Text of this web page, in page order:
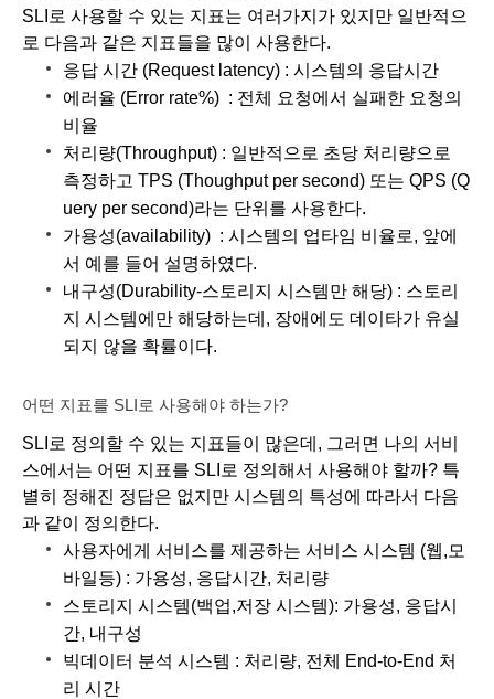
SLI로 사용할 수 있는 지표는 여러가지가 있지만 일반적으
로 다음과 같은 지표들을 많이 사용한다.
응답 시간 (Request latency) : 시스템의 응답시간
에러율 (Error rate%)  : 전체 요청에서 실패한 요청의
비율
처리량(Throughput) : 일반적으로 초당 처리량으로
측정하고 TPS (Thoughput per second) 또는 QPS (Q
uery per second)라는 단위를 사용한다.
가용성(availability)  : 시스템의 업타임 비율로, 앞에
서 예를 들어 설명하였다.
내구성(Durability-스토리지 시스템만 해당) : 스토리
지 시스템에만 해당하는데, 장애에도 데이타가 유실
되지 않을 확률이다.
어떤 지표를 SLI로 사용해야 하는가?
SLI로 정의할 수 있는 지표들이 많은데, 그러면 나의 서비
스에서는 어떤 지표를 SLI로 정의해서 사용해야 할까? 특
별히 정해진 정답은 없지만 시스템의 특성에 따라서 다음
과 같이 정의한다.
사용자에게 서비스를 제공하는 서비스 시스템 (웹,모
바일등) : 가용성, 응답시간, 처리량
스토리지 시스템(백업,저장 시스템): 가용성, 응답시
간, 내구성
빅데이터 분석 시스템 : 처리량, 전체 End-to-End 처
리 시간